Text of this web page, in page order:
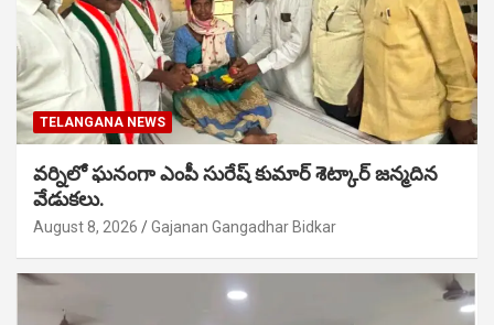
TELANGANA NEWS
వర్నిలో ఘనంగా ఎంపీ సురేష్ కుమార్ శెట్కార్ జన్మదిన
వేడుకలు.
August 8, 2026 Gajanan Gangadhar Bidkar